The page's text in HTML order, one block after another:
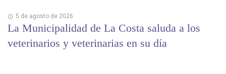
5 de agosto de 2026
La Municipalidad de La Costa saluda a los
veterinarios y veterinarias en su día